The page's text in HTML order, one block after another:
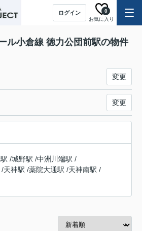
ログイン
お気に入り
0
ル小倉線 徳力公団前駅の物件
変更
変更
/城野駅 /中洲川端駅 /
/天神駅 /薬院大通駅 /天神南駅 /